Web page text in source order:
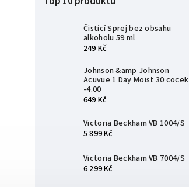
Čistící Sprej bez obsahu
alkoholu 59 ml
249 Kč
Johnson &amp Johnson
Acuvue 1 Day Moist 30 cocek
-4.00
649 Kč
Victoria Beckham VB 1004/S
5 899 Kč
Victoria Beckham VB 7004/S
6 299 Kč